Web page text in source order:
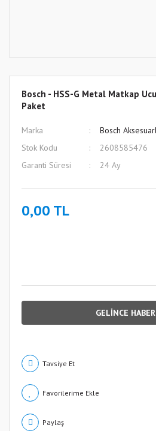
Bosch - HSS-G Metal Matkap
Paket
Marka
Bosch
Stok Kodu
2608585476
Garanti Süresi
24 Ay
0,00 TL
GELİNCE
Tavsiye Et
Paylaş